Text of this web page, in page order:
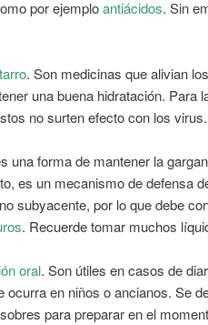
por ejemploantiácidos. Sin
. Son medicinas que alivian
una buena hidratación.
no surten efecto con los
una forma de mantener la
es un mecanismo de defensa
subyacente, por lo que debe
. Recuerde tomar muchos
oral. Son útiles en casos de
ocurra en niños o ancianos. Se
para preparar en el